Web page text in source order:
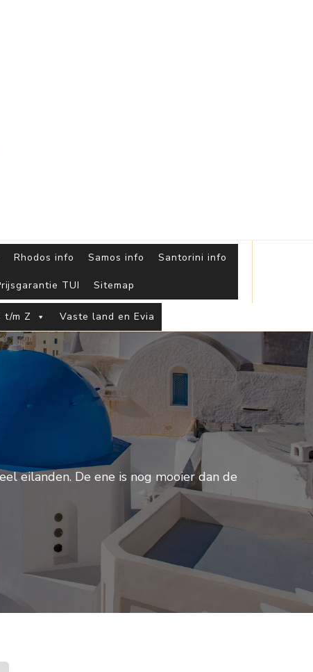
Rhodos info Samos info Santorini info
TUI Sitemap
t/m Z Vaste land en Evia
eilanden. De ene is nog mooier dan de